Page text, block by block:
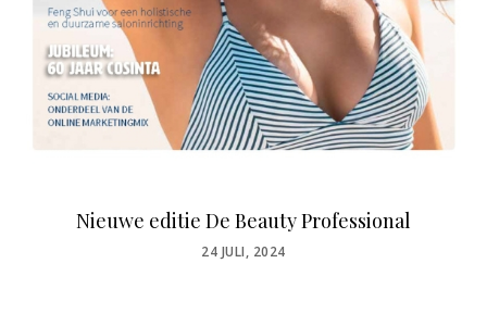
Nieuwe editie De Beauty Professional
POSTED
24 JULI, 2024